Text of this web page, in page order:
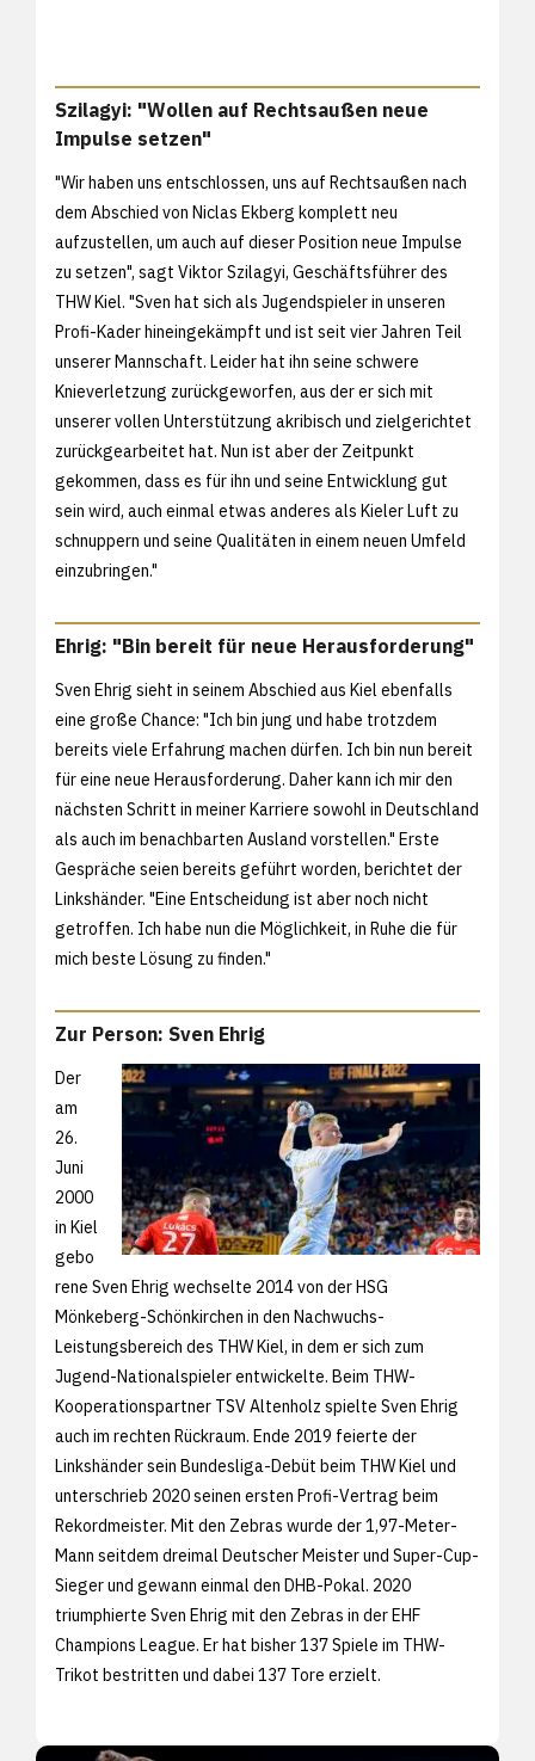
Szilagyi: "Wollen auf Rechtsaußen neue
Impulse setzen"
"Wir haben uns entschlossen, uns auf Rechtsaußen nach
dem Abschied von Niclas Ekberg komplett neu
aufzustellen, um auch auf dieser Position neue Impulse
zu setzen", sagt Viktor Szilagyi, Geschäftsführer des
THW Kiel. "Sven hat sich als Jugendspieler in unseren
Profi-Kader hineingekämpft und ist seit vier Jahren Teil
unserer Mannschaft. Leider hat ihn seine schwere
Knieverletzung zurückgeworfen, aus der er sich mit
unserer vollen Unterstützung akribisch und zielgerichtet
zurückgearbeitet hat. Nun ist aber der Zeitpunkt
gekommen, dass es für ihn und seine Entwicklung gut
sein wird, auch einmal etwas anderes als Kieler Luft zu
schnuppern und seine Qualitäten in einem neuen Umfeld
einzubringen."
Ehrig: "Bin bereit für neue Herausforderung"
Sven Ehrig sieht in seinem Abschied aus Kiel ebenfalls
eine große Chance: "Ich bin jung und habe trotzdem
bereits viele Erfahrung machen dürfen. Ich bin nun bereit
für eine neue Herausforderung. Daher kann ich mir den
nächsten Schritt in meiner Karriere sowohl in Deutschland
als auch im benachbarten Ausland vorstellen." Erste
Gespräche seien bereits geführt worden, berichtet der
Linkshänder. "Eine Entscheidung ist aber noch nicht
getroffen. Ich habe nun die Möglichkeit, in Ruhe die für
mich beste Lösung zu finden."
Zur Person: Sven Ehrig
Der
am
26.
Juni
2000
in Kiel
gebo
rene Sven Ehrig wechselte 2014 von der HSG
Mönkeberg-Schönkirchen in den Nachwuchs-
Leistungsbereich des THW Kiel, in dem er sich zum
Jugend-Nationalspieler entwickelte. Beim THW-
Kooperationspartner TSV Altenholz spielte Sven Ehrig
auch im rechten Rückraum. Ende 2019 feierte der
Linkshänder sein Bundesliga-Debüt beim THW Kiel und
unterschrieb 2020 seinen ersten Profi-Vertrag beim
Rekordmeister. Mit den Zebras wurde der 1,97-Meter-
Mann seitdem dreimal Deutscher Meister und Super-Cup-
Sieger und gewann einmal den DHB-Pokal. 2020
triumphierte Sven Ehrig mit den Zebras in der EHF
Champions League. Er hat bisher 137 Spiele im THW-
Trikot bestritten und dabei 137 Tore erzielt.